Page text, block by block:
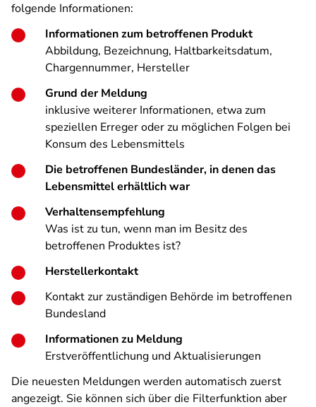
folgende Informationen:
Informationen zum betroffenen Produkt
Abbildung, Bezeichnung, Haltbarkeitsdatum,
Chargennummer, Hersteller
Grund der Meldung
inklusive weiterer Informationen, etwa zum
speziellen Erreger oder zu möglichen Folgen bei
Konsum des Lebensmittels
Die betroffenen Bundesländer, in denen das
Lebensmittel erhältlich war
Verhaltensempfehlung
Was ist zu tun, wenn man im Besitz des
betroffenen Produktes ist?
Herstellerkontakt
Kontakt zur zuständigen Behörde im betroffenen
Bundesland
Informationen zu Meldung
Erstveröffentlichung und Aktualisierungen
Die neuesten Meldungen werden automatisch zuerst
angezeigt. Sie können sich über die Filterfunktion aber